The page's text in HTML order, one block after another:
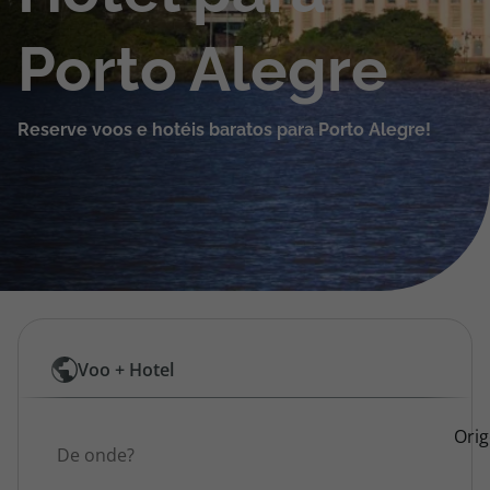
Promoções
Cheque Viagem
Porto Alegre
Reserve voos e hotéis baratos para Porto Alegre!
Pesquisar
por
Voos
Voo + Hotel